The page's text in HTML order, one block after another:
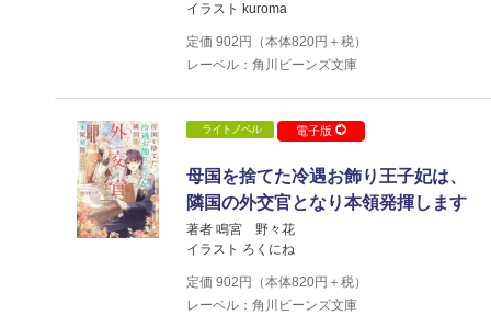
イラスト kuroma
定価 902 円（本体820円＋税）
レーベル：角川ビーンズ文庫
ライトノベル 電子版
母国を捨てた冷遇お飾り王子妃は、
隣国の外交官となり本領発揮します
著者 鳴宮 野々花
イラスト ろくにね
定価 902 円（本体820円＋税）
レーベル：角川ビーンズ文庫